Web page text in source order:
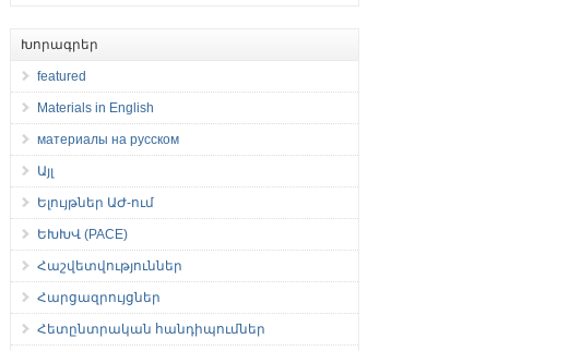
Խորագրեր
featured
Materials in English
материалы на русском
Այլ
Ելույթներ ԱԺ-ում
ԵԽԽՎ (PACE)
Հաշվետվություններ
Հարցազրույցներ
Հետընտրական հանդիպումներ